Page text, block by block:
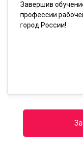
Завершив
профессии
город России!